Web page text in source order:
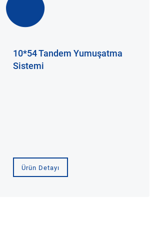
10*54 Tandem Yumuşatma
Sistemi
Ürün Detayı